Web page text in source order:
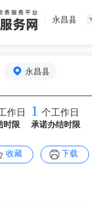
永昌县
永昌县
作日
时限
1 个工作日
承诺办结时限
收藏 下载